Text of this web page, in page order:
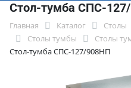
Стол-тумба СПС-
Главная Каталог Столы
Столы тумбы
Столы
Стол-тумба СПС-127/908НП